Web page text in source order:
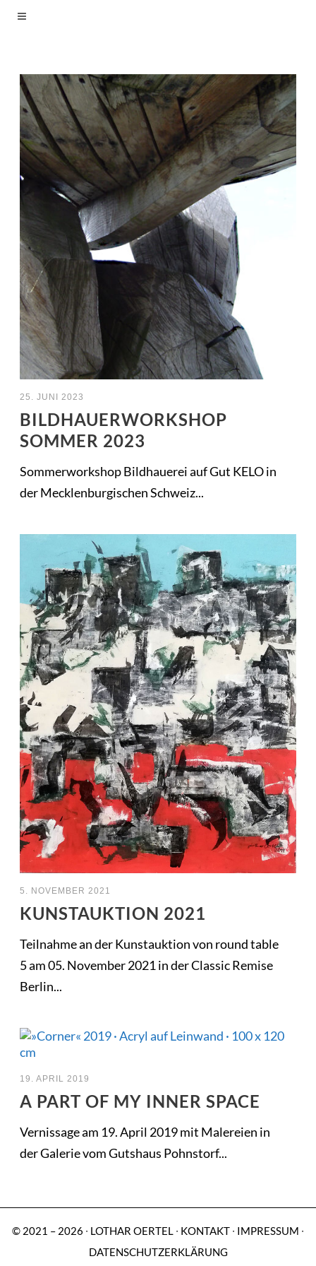
25. JUNI 2023
BILDHAUERWORKSHOP
SOMMER 2023
Sommerworkshop Bildhauerei auf Gut KELO in
der Mecklenburgischen Schweiz...
5. NOVEMBER 2021
KUNSTAUKTION 2021
Teilnahme an der Kunstauktion von round table
5 am 05. November 2021 in der Classic Remise
Berlin...
19. APRIL 2019
A PART OF MY INNER SPACE
Vernissage am 19. April 2019 mit Malereien in
der Galerie vom Gutshaus Pohnstorf...
© 2021 – 2026 ∙ LOTHAR OERTEL ∙ KONTAKT ∙ IMPRESSUM ∙
DATENSCHUTZERKLÄRUNG